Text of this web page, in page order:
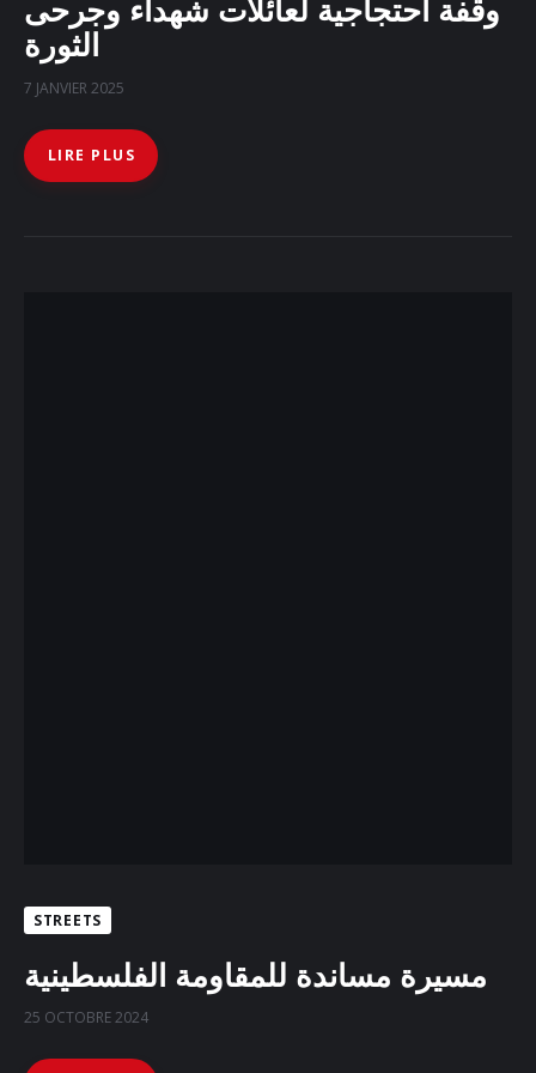
وقفة احتجاجية لعائلات شهداء وجرحى
الثورة
7 JANVIER 2025
LIRE PLUS
STREETS
مسيرة مساندة للمقاومة الفلسطينية
25 OCTOBRE 2024